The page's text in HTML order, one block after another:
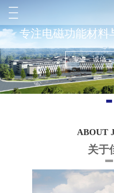
专注电磁功能材料
专业 · 诚信 ·
ABOUT
关于